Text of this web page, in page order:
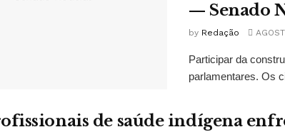
— Senado
by Redação
Participar da
parlamentares. Os
de saúde indígena